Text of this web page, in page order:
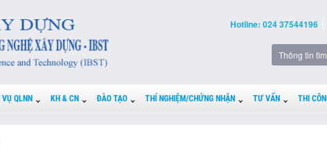
Hotline: 024 37544196
VỤ QLNN KH & CN ĐÀO TẠO THÍ NGHIỆM/CHỨNG NHẬN TƯ VẤN THI